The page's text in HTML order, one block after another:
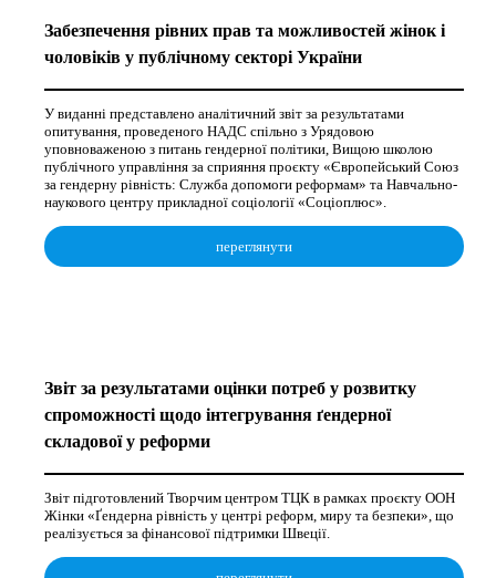
Забезпечення рівних прав та можливостей жінок і
чоловіків у публічному секторі України
У виданні представлено аналітичний звіт за результатами
опитування, проведеного НАДС спільно з Урядовою
уповноваженою з питань гендерної політики, Вищою школою
публічного управління за сприяння проєкту «Європейський Союз
за гендерну рівність: Служба допомоги реформам» та Навчально-
наукового центру прикладної соціології «Соціоплюс».
переглянути
Звіт за результатами оцінки потреб у розвитку
спроможності щодо інтегрування ґендерної
складової у реформи
Звіт підготовлений Творчим центром ТЦК в рамках проєкту ООН
Жінки «Ґендерна рівність у центрі реформ, миру та безпеки», що
реалізується за фінансової підтримки Швеції.